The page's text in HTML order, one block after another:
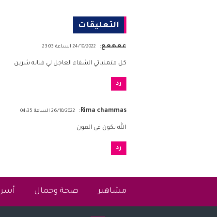
التعليقات
ععهعع: 24/10/2022 الساعة 23:03
كل متمنياتي الشفاء العاجل لي فنانه شرين
رد
Rima chammas
: 26/10/2022 الساعة 04:35
الله يكون في العون
رد
مشاهير صحة وجمال